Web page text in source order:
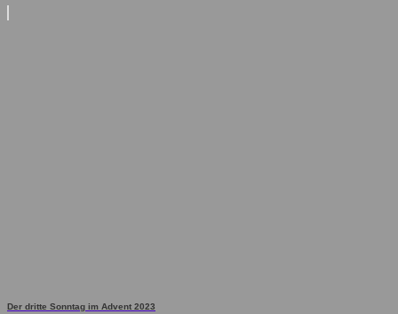
Der dritte Sonntag im Advent 2023